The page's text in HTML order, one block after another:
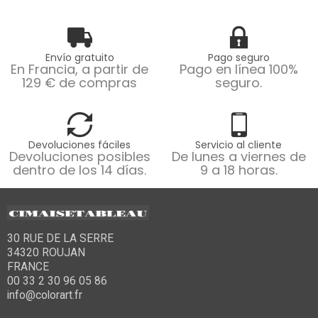
Envío gratuito
En Francia, a partir de
129 € de compras
Pago seguro
Pago en línea 100%
seguro.
Devoluciones fáciles
Devoluciones posibles
dentro de los 14 días.
Servicio al cliente
De lunes a viernes de
9 a 18 horas.
30 RUE DE LA SERRE
34320 ROUJAN
FRANCE
00 33 2 30 96 05 86
info@colorart.fr